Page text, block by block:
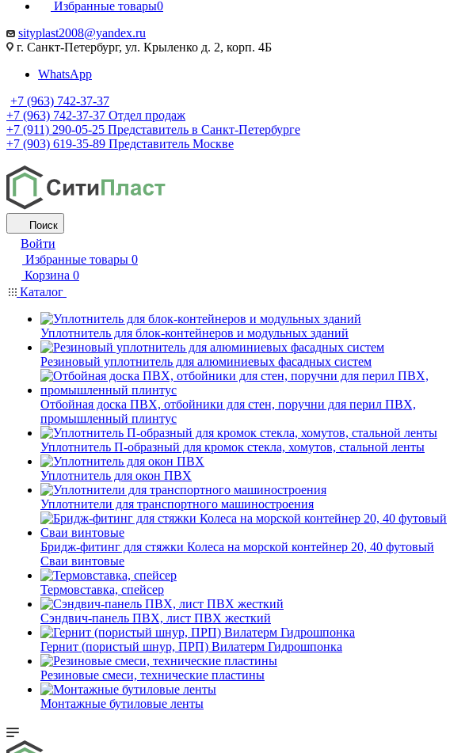
Избранные товары0
sityplast2008@yandex.ru
г. Санкт-Петербург, ул. Крыленко д. 2, корп. 4Б
WhatsApp
+7 (963) 742-37-37
+7 (963) 742-37-37 Отдел продаж
+7 (911) 290-05-25 Представитель в Санкт-Петербурге
+7 (903) 619-35-89 Представитель Москве
Поиск
Войти
Избранные товары 0
Корзина 0
Каталог
Уплотнитель для блок-контейнеров и модульных зданий
Резиновый уплотнитель для алюминиевых фасадных систем
Отбойная доска ПВХ, отбойники для стен, поручни для перил ПВХ,
промышленный плинтус
Уплотнитель П-образный для кромок стекла, хомутов, стальной ленты
Уплотнитель для окон ПВХ
Уплотнители для транспортного машиностроения
Бридж-фитинг для стяжки Колеса на морской контейнер 20, 40 футовый
Сваи винтовые
Термовставка, спейсер
Сэндвич-панель ПВХ, лист ПВХ жесткий
Гернит (пористый шнур, ПРП) Вилатерм Гидрошпонка
Резиновые смеси, технические пластины
Монтажные бутиловые ленты